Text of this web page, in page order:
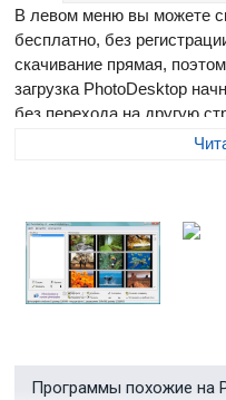
В левом меню вы можете
бесплатно, без
скачивание прямая,
загрузка PhotoDesktop
без перехода на другую
помощью PhotoDesktop
сменой обоев. В
календаря на рабочий
Добавлять фотографии
Программы похожие на